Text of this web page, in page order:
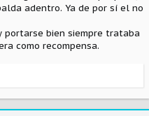
adentro. Ya de por sí el no
portarse bien siempre trataba
como recompensa.